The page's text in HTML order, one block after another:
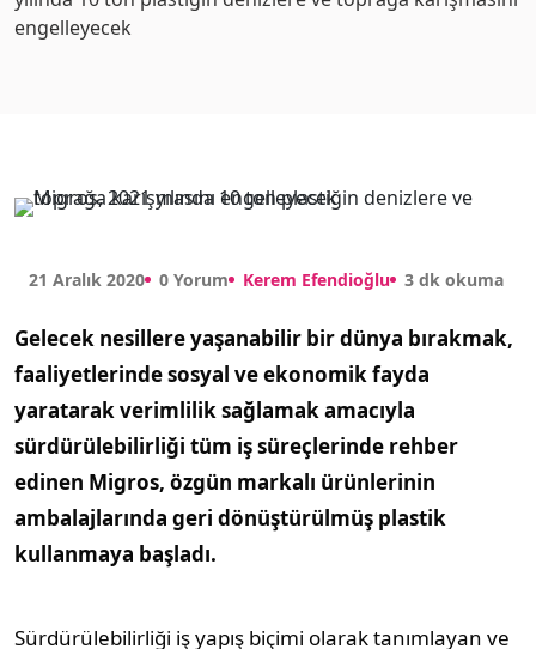
engelleyecek
21 Aralık 2020 0 Yorum Kerem Efendioğlu 3 dk okuma
Gelecek nesillere yaşanabilir bir dünya bırakmak,
faaliyetlerinde sosyal ve ekonomik fayda
yaratarak verimlilik sağlamak amacıyla
sürdürülebilirliği tüm iş süreçlerinde rehber
edinen Migros, özgün markalı ürünlerinin
ambalajlarında geri dönüştürülmüş plastik
kullanmaya başladı.
Sürdürülebilirliği iş yapış biçimi olarak tanımlayan ve